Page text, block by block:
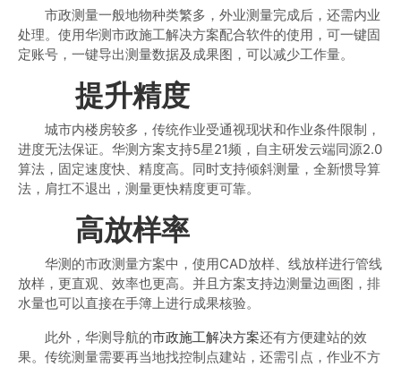
市政测量一般地物种类繁多，外业测量完成后，还需内业
处理。使用华测市政施工解决方案配合软件的使用，可一键固
定账号，一键导出测量数据及成果图，可以减少工作量。
提升精度
城市内楼房较多，传统作业受通视现状和作业条件限制，
进度无法保证。华测方案支持5星21频，自主研发云端同源2.0
算法，固定速度快、精度高。同时支持倾斜测量，全新惯导算
法，肩扛不退出，测量更快精度更可靠。
高放样率
华测的市政测量方案中，使用CAD放样、线放样进行管线
放样，更直观、效率也更高。并且方案支持边测量边画图，排
水量也可以直接在手簿上进行成果核验。
此外，华测导航的市政施工解决方案还有方便建站的效
果。传统测量需要再当地找控制点建站，还需引点，作业不方